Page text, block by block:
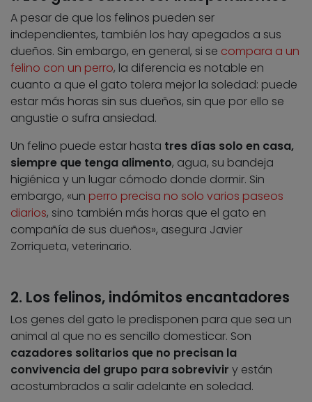
A pesar de que los felinos pueden ser
independientes, también los hay apegados a sus
dueños. Sin embargo, en general, si se compara a un
felino con un perro, la diferencia es notable en
cuanto a que el gato tolera mejor la soledad: puede
estar más horas sin sus dueños, sin que por ello se
angustie o sufra ansiedad.
Un felino puede estar hasta tres días solo en casa,
siempre que tenga alimento, agua, su bandeja
higiénica y un lugar cómodo donde dormir. Sin
embargo, «un perro precisa no solo varios paseos
diarios, sino también más horas que el gato en
compañía de sus dueños», asegura Javier
Zorriqueta, veterinario.
2. Los felinos, indómitos encantadores
Los genes del gato le predisponen para que sea un
animal al que no es sencillo domesticar. Son
cazadores solitarios que no precisan la
convivencia del grupo para sobrevivir y están
acostumbrados a salir adelante en soledad.